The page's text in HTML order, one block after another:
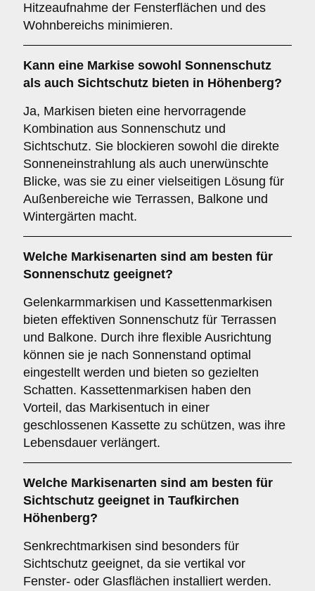
Hitzeaufnahme der Fensterflächen und des
Wohnbereichs minimieren.
Kann eine Markise sowohl Sonnenschutz
als auch Sichtschutz bieten in Höhenberg?
Ja, Markisen bieten eine hervorragende
Kombination aus Sonnenschutz und
Sichtschutz. Sie blockieren sowohl die direkte
Sonneneinstrahlung als auch unerwünschte
Blicke, was sie zu einer vielseitigen Lösung für
Außenbereiche wie Terrassen, Balkone und
Wintergärten macht.
Welche Markisenarten sind am besten für
Sonnenschutz geeignet?
Gelenkarmmarkisen und Kassettenmarkisen
bieten effektiven Sonnenschutz für Terrassen
und Balkone. Durch ihre flexible Ausrichtung
können sie je nach Sonnenstand optimal
eingestellt werden und bieten so gezielten
Schatten. Kassettenmarkisen haben den
Vorteil, das Markisentuch in einer
geschlossenen Kassette zu schützen, was ihre
Lebensdauer verlängert.
Welche Markisenarten sind am besten für
Sichtschutz geeignet in Taufkirchen
Höhenberg?
Senkrechtmarkisen sind besonders für
Sichtschutz geeignet, da sie vertikal vor
Fenster- oder Glasflächen installiert werden.